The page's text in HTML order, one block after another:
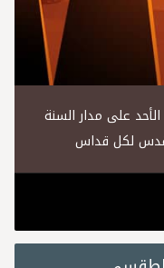
على مدار السنة
لكل قداس